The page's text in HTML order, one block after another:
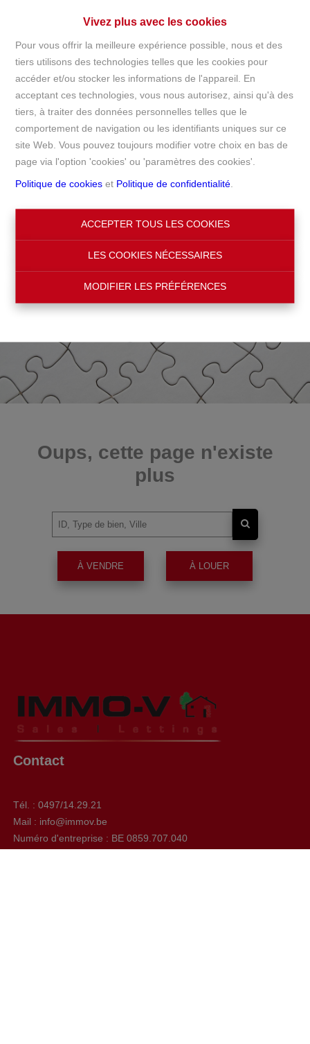
Vivez plus avec les cookies
Pour vous offrir la meilleure expérience possible, nous et des
tiers utilisons des technologies telles que les cookies pour
accéder et/ou stocker les informations de l'appareil. En
acceptant ces technologies, vous nous autorisez, ainsi qu'à des
tiers, à traiter des données personnelles telles que le
comportement de navigation ou les identifiants uniques sur ce
site Web. Vous pouvez toujours modifier votre choix en bas de
page via l'option 'cookies' ou 'paramètres des cookies'.
Politique de cookies et Politique de confidentialité
ACCEPTER TOUS LES COOKIES
LES COOKIES NÉCESSAIRES
MODIFIER LES PRÉFÉRENCES
Accueil
Accueil
Oups, cette page n'existe
plus
À VENDRE À LOUER
Contact
Tél. : 0497/14.29.21
Mail : info@immov.be
Numéro d'entreprise : BE 0859.707.040